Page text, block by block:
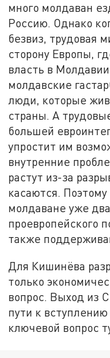
много молдаван
Россию. Однако
безвиз, трудовая
сторону Европы,
власть в
молдавские
люди, которые
страны. А
большей
упростит им
внутренние
растут из-за
касаются.
молдаване уже
проевропейского
также
Для Кишинёва
только
вопрос. Выход из
пути к
ключевой вопрос